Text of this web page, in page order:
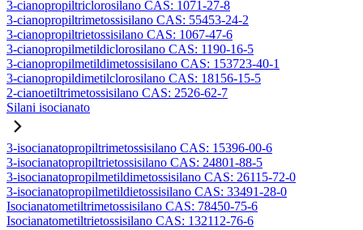
3-cianopropiltriclorosilano CAS: 1071-27-8
3-cianopropiltrimetossisilano CAS: 55453-24-2
3-cianopropiltrietossisilano CAS: 1067-47-6
3-cianopropilmetildiclorosilano CAS: 1190-16-5
3-cianopropilmetildimetossisilano CAS: 153723-40-1
3-cianopropildimetilclorosilano CAS: 18156-15-5
2-cianoetiltrimetossisilano CAS: 2526-62-7
Silani isocianato
3-isocianatopropiltrimetossisilano CAS: 15396-00-6
3-isocianatopropiltrietossisilano CAS: 24801-88-5
3-isocianatopropilmetildimetossisilano CAS: 26115-72-0
3-isocianatopropilmetildietossisilano CAS: 33491-28-0
Isocianatometiltrimetossisilano CAS: 78450-75-6
Isocianatometiltrietossisilano CAS: 132112-76-6